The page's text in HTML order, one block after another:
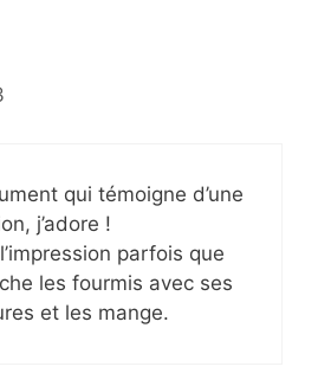
qui témoigne d’une
j’adore !
parfois que
les fourmis avec ses
et les mange.